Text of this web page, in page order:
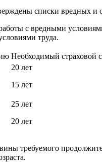
списки вредных и
с вредными
труда.
Необходимый страховой
20 лет
15 лет
25 лет
20 лет
требуемого